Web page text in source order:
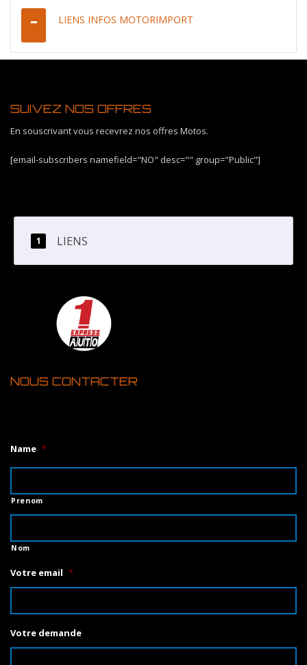
LIENS INFOS MOTORIMPORT
SUIVEZ NOS OFFRES
En souscrivant vous recevrez nos offres Motos.
[email-subscribers namefield="NO" desc="" group="Public"]
LIENS
NOUS CONTACTER
Name *
Prenom
Nom
Votre email *
Votre demande